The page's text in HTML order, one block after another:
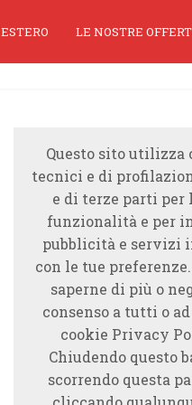
ESTERO LE NOSTRE
Questo sito utilizza
tecnici e di
e di terze parti per
funzionalità e per
pubblicità e servizi
con le tue
saperne di più o
consenso a tutti o
cookie Privacy
Chiudendo questo
scorrendo questa